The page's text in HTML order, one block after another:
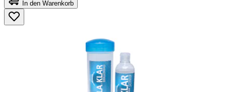
5
Sternen.
11
In den Warenkorb